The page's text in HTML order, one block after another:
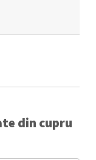
din cupru